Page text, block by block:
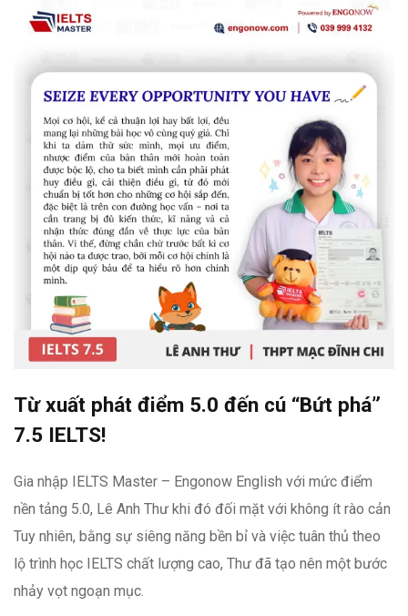
Từ xuất phát điểm 5.0 đến cú “Bứt phá”
7.5 IELTS!
Gia nhập IELTS Master – Engonow English với mức điểm
nền tảng 5.0, Lê Anh Thư khi đó đối mặt với không ít rào cản
Tuy nhiên, bằng sự siêng năng bền bỉ và việc tuân thủ theo
lộ trình học IELTS chất lượng cao, Thư đã tạo nên một bước
nhảy vọt ngoạn mục.